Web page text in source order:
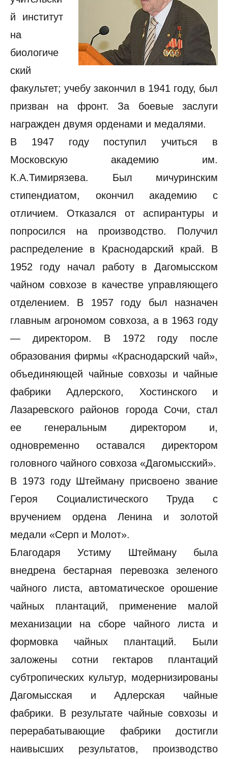
й институт
на
биологиче
ский
факультет; учебу закончил в 1941 году, был
призван на фронт. За боевые заслуги
награжден двумя орденами и медалями.
В 1947 году поступил учиться в
Московскую академию им.
К.А.Тимирязева. Был мичуринским
стипендиатом, окончил академию с
отличием. Отказался от аспирантуры и
попросился на производство. Получил
распределение в Краснодарский край. В
1952 году начал работу в Дагомысском
чайном совхозе в качестве управляющего
отделением. В 1957 году был назначен
главным агрономом совхоза, а в 1963 году
— директором. В 1972 году после
образования фирмы «Краснодарский чай»,
объединяющей чайные совхозы и чайные
фабрики Адлерского, Хостинского и
Лазаревского районов города Сочи, стал
ее генеральным директором и,
одновременно оставался директором
головного чайного совхоза «Дагомысский».
В 1973 году Штейману присвоено звание
Героя Социалистического Труда с
вручением ордена Ленина и золотой
медали «Серп и Молот».
Благодаря Устиму Штейману была
внедрена бестарная перевозка зеленого
чайного листа, автоматическое орошение
чайных плантаций, применение малой
механизации на сборе чайного листа и
формовка чайных плантаций. Были
заложены сотни гектаров плантаций
субтропических культур, модернизированы
Дагомысская и Адлерская чайные
фабрики. В результате чайные совхозы и
перерабатывающие фабрики достигли
наивысших результатов, производство